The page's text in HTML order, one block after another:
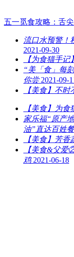
五一觅食攻略：舌
流口水预警！
2021-09-30
【为食猫手
“美「食」每
你尝 2021-09-
【美食】不
【美食】为
家乐福“原产
油”直达百姓
【美食】芳
【美食&父爱
鸡 2021-06-18